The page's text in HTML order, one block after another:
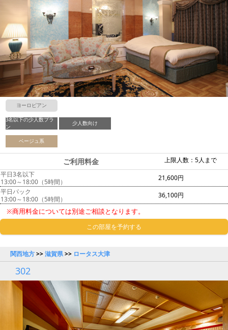
ヨーロピアン
3名以下の少人数プラ
ン
少人数向け
ベージュ系
上限人数：5人まで
ご利用料金
平日3名以下
13:00～18:00（5時間）
21,600円
平日パック
13:00～18:00（5時間）
36,100円
※商用料金については別途ご相談となります。
この部屋を予約する
関西地方>>滋賀県>> ロータス大津
302